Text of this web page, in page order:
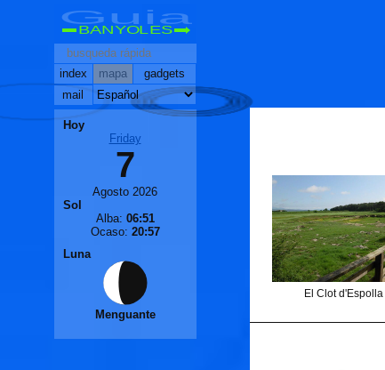
El Clot d'Espolla
Guia
BANYOLES
index mapa
gadgets
mail
Hoy
Friday
7
Agosto 2026
Sol
Alba: 06:51
Ocaso: 20:57
Luna
Menguante
🐟
🐟